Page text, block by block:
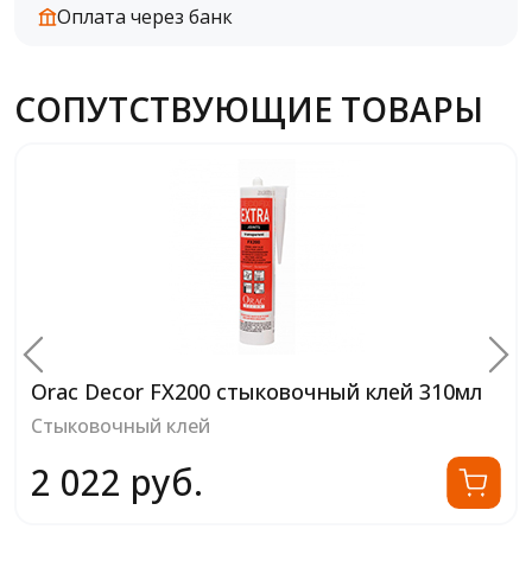
Оплата через банк
СОПУТСТВУЮЩИЕ ТОВАРЫ
Orac Decor FX200 стыковочный клей 310мл
Стыковочный клей
2 022 руб.